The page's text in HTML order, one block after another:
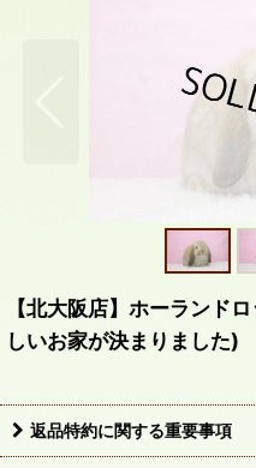
【北大阪店】ホーラン
しいお家が決まりました)
返品特約に関する重要事項